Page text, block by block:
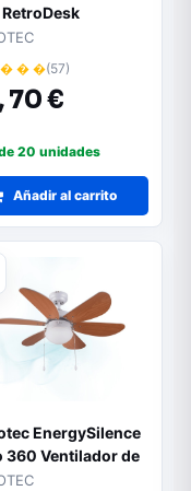
de
con 3 Aspas
- Diametro de
- Inclinacion
- Rejilla
- Base
- Color Beige
� �(57)
70 €
20 unidades
Añadir al carrito
EnergySilence
360 Ventilador de
con 6 Aspas